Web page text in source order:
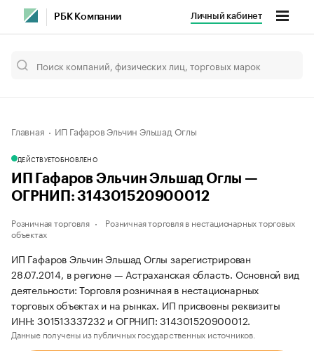
РБК Компании Личный кабинет
Главная ИП Гафаров Эльчин Эльшад Оглы
ДЕЙСТВУЕТОБНОВЛЕНО
ИП Гафаров Эльчин Эльшад Оглы —
ОГРНИП: 314301520900012
Розничная торговля
Розничная торговля в нестационарных торговых
объектах
ИП Гафаров Эльчин Эльшад Оглы зарегистрирован
28.07.2014, в регионе — Астраханская область. Основной вид
деятельности: Торговля розничная в нестационарных
торговых объектах и на рынках. ИП присвоены реквизиты
ИНН: 301513337232 и ОГРНИП: 314301520900012.
Данные получены из публичных государственных источников.